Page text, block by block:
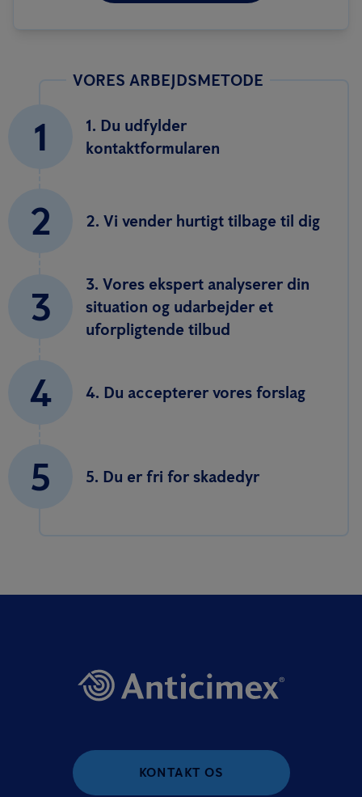
VORES ARBEJDSMETODE
1
1. Du udfylder
kontaktformularen
2 2. Vi vender hurtigt tilbage til dig
3
3. Vores ekspert analyserer din
situation og udarbejder et
uforpligtende tilbud
4 4. Du accepterer vores forslag
5 5. Du er fri for skadedyr
KONTAKT OS